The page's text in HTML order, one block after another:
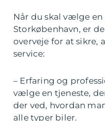
Når du skal vælge
Storkøbenhavn, er
overveje for at sikre,
service:
– Erfaring og
vælge en tjeneste,
der ved, hvordan
alle typer biler.